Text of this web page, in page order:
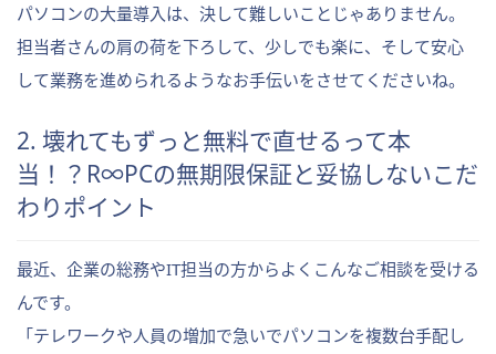
パソコンの大量導入は、決して難しいことじゃありません。
担当者さんの肩の荷を下ろして、少しでも楽に、そして安心
して業務を進められるようなお手伝いをさせてくださいね。
2. 壊れてもずっと無料で直せるって本
当！？R∞PCの無期限保証と妥協しないこだ
わりポイント
最近、企業の総務やIT担当の方からよくこんなご相談を受ける
んです。
「テレワークや人員の増加で急いでパソコンを複数台手配し